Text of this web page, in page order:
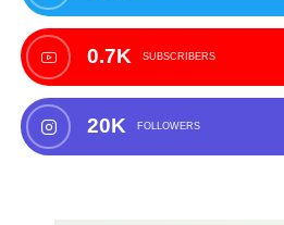
0.7K SUBSCRIBERS
20K FOLLOWERS